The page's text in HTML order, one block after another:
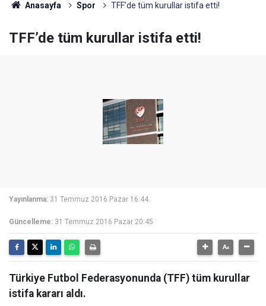
Anasayfa Spor TFF’de tüm kurullar istifa etti!
TFF’de tüm kurullar istifa etti!
Yayınlanma: 31 Temmuz 2016 Pazar 16:44
Güncelleme: 31 Temmuz 2016 Pazar 20:45
Türkiye Futbol Federasyonunda (TFF) tüm kurullar
istifa kararı aldı.